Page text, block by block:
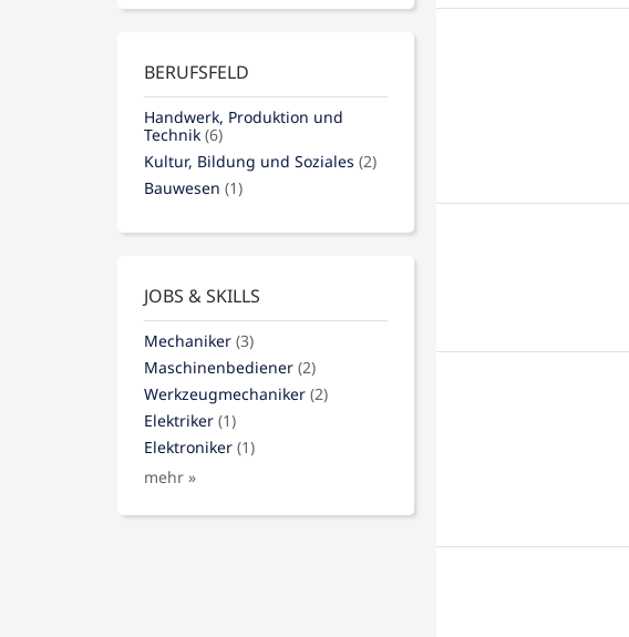
BERUFSFELD
Handwerk, Produktion und
Technik (6)
Kultur, Bildung und Soziales (2)
Bauwesen (1)
JOBS & SKILLS
Mechaniker (3)
Maschinenbediener (2)
Werkzeugmechaniker (2)
Elektriker (1)
Elektroniker (1)
mehr »